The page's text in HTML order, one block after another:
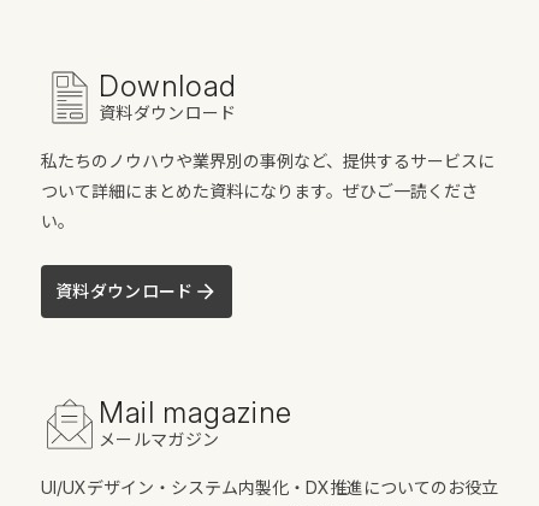
Download
資料ダウンロード
私たちのノウハウや業界別の事例など、提供するサービスに
ついて詳細にまとめた資料になります。ぜひご一読くださ
い。
資料ダウンロード
Mail magazine
メールマガジン
UI/UXデザイン・システム内製化・DX推進についてのお役立